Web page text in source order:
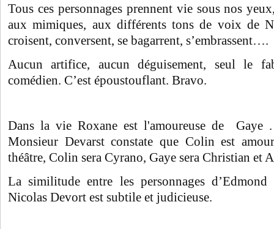
Tous ces personnages prennent vie sous nos
aux mimiques, aux différents tons de voix de
croisent, conversent, se bagarrent, s’embrassent….
Aucun artifice, aucun déguisement, seul le
comédien. C’est époustouflant. Bravo.
Dans la vie Roxane est l'amoureuse de Gaye
Monsieur Devarst constate que Colin est
théâtre, Colin sera Cyrano, Gaye sera Christian et
La similitude entre les personnages
Nicolas Devort est subtile et judicieuse.